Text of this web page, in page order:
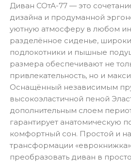
Диван СОтА-77 — это
дизайна и продуманной
уютную атмосферу в любом
разделённое сиденье,
подлокотники и пышные
размера обеспечивают не
привлекательность, но и
Оснащённый независимым
высокоэластичной пеной
дополнительным слоем
гарантирует анатомическую
комфортный сон. Простой и
трансформации «еврокнижка»
преобразовать диван в